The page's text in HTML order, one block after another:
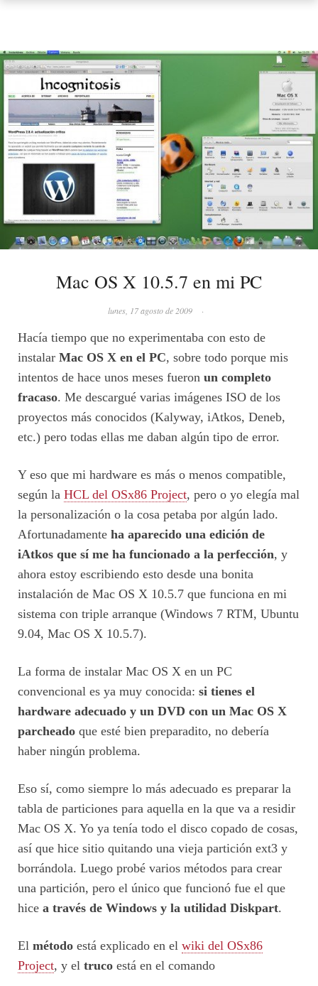
Mac OS X 10.5.7 en mi PC
lunes, 17 agosto de 2009 ·
Hacía tiempo que no experimentaba con esto de
instalar Mac OS X en el PC, sobre todo porque mis
intentos de hace unos meses fueron un completo
fracaso. Me descargué varias imágenes ISO de los
proyectos más conocidos (Kalyway, iAtkos, Deneb,
etc.) pero todas ellas me daban algún tipo de error.
Y eso que mi hardware es más o menos compatible,
según la HCL del OSx86 Project, pero o yo elegía mal
la personalización o la cosa petaba por algún lado.
Afortunadamente ha aparecido una edición de
iAtkos que sí me ha funcionado a la perfección, y
ahora estoy escribiendo esto desde una bonita
instalación de Mac OS X 10.5.7 que funciona en mi
sistema con triple arranque (Windows 7 RTM, Ubuntu
9.04, Mac OS X 10.5.7).
La forma de instalar Mac OS X en un PC
convencional es ya muy conocida: si tienes el
hardware adecuado y un DVD con un Mac OS X
parcheado que esté bien preparadito, no debería
haber ningún problema.
Eso sí, como siempre lo más adecuado es preparar la
tabla de particiones para aquella en la que va a residir
Mac OS X. Yo ya tenía todo el disco copado de cosas,
así que hice sitio quitando una vieja partición ext3 y
borrándola. Luego probé varios métodos para crear
una partición, pero el único que funcionó fue el que
hice a través de Windows y la utilidad Diskpart.
El método está explicado en el wiki del OSx86
Project, y el truco está en el comando